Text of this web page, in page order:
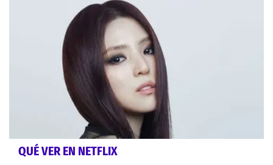
QUÉ VER EN NETFLIX